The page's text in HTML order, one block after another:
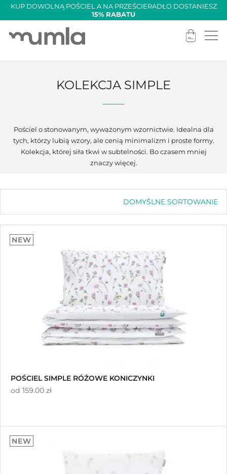
KUP DOWOLNĄ POŚCIEL A NA PRZEŚCIERADŁO DOSTANIESZ
15% RABATU
KOLEKCJA SIMPLE
Pościel o stonowanym, wyważonym wzornictwie. Idealna dla
tych, którzy lubią wzory, ale cenią minimalizm i proste formy.
Kolekcja, której siła tkwi w subtelności. Bo czasem mniej
znaczy więcej.
DOMYŚLNE SORTOWANIE
Domyślne sortowanie
Sortuj wg popularności
Sortuj od najnowszych
Sortuj po cenie od najniższej
Sortuj po cenie od najwyższej
NEW
POŚCIEL SIMPLE RÓŻOWE KONICZYNKI
od 159.00 zł
NEW